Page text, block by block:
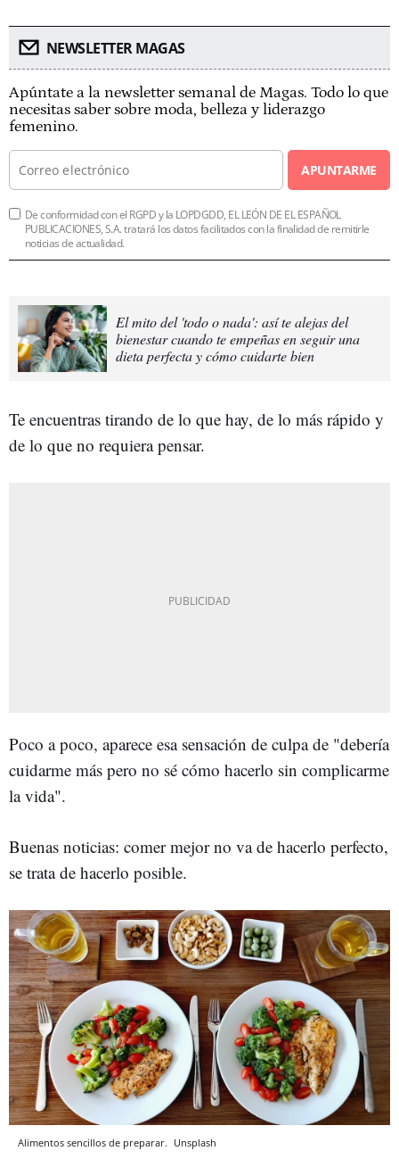
NEWSLETTER MAGAS
Apúntate a la newsletter semanal de Magas. Todo lo que
necesitas saber sobre moda, belleza y liderazgo
femenino.
APUNTARME
De conformidad con el RGPD y la LOPDGDD, EL LEÓN DE EL ESPAÑOL
PUBLICACIONES, S.A. tratará los datos facilitados con la finalidad de remitirle
noticias de actualidad.
El mito del 'todo o nada': así te alejas del
bienestar cuando te empeñas en seguir una
dieta perfecta y cómo cuidarte bien
Te encuentras tirando de lo que hay, de lo más rápido y
de lo que no requiera pensar.
Poco a poco, aparece esa sensación de culpa de "debería
cuidarme más pero no sé cómo hacerlo sin complicarme
la vida".
Buenas noticias: comer mejor no va de hacerlo perfecto,
se trata de hacerlo posible.
Alimentos sencillos de preparar. Unsplash